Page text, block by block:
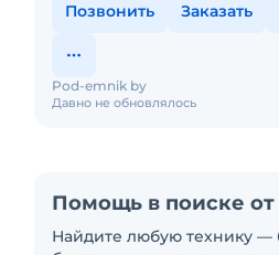
Позвонить Заказать
Давно не обновлялось
Pod-emnik by
Помощь в поиске от
Найдите любую технику —